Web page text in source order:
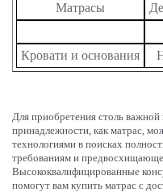
Матрасы
Кровати и основания
Для приобретения столь
принадлежности, как матрас,
технологиями в поисках
требованиям и
Высококвалифицированные
помогут вам купить матрас с